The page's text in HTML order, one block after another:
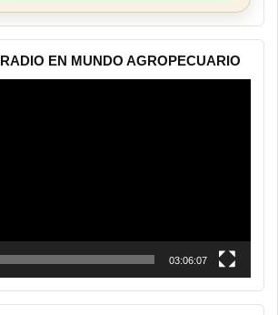
EN MUNDO AGROPECUARIO
03:06:07